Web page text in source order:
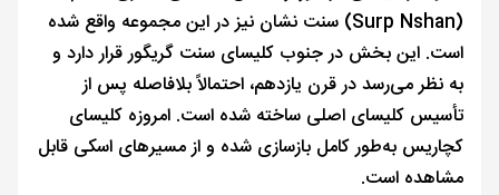
(Surp Nshan) سنت نشان نیز در این مجموعه واقع شده
است. این بخش در جنوب کلیسای سنت گریگور قرار دارد و
به نظر می‌رسد در قرن یازدهم، احتمالاً بلافاصله پس از
تأسیس کلیسای اصلی ساخته شده است. امروزه کلیسای
کچاریس به‌طور کامل بازسازی شده و از مسیرهای اسکی قابل
مشاهده است.